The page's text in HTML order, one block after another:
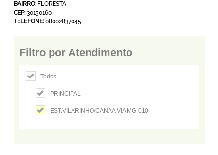
BAIRRO:FLORESTA
CEP:30150160
TELEFONE:08002837045
Filtro por Atendimento
Todos
PRINCIPAL
EST.VILARINHO/CANAA VIA MG-010